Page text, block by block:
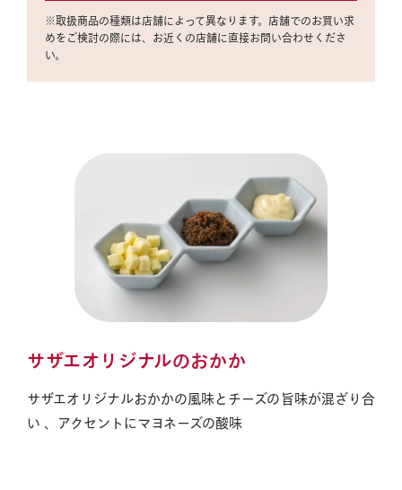
※取扱商品の種類は店舗によって異なります。店舗でのお買い求
めをご検討の際には、お近くの店舗に直接お問い合わせくださ
い。
サザエオリジナルのおかか
サザエオリジナルおかかの風味とチーズの旨味が混ざり合
い 、アクセントにマヨネーズの酸味